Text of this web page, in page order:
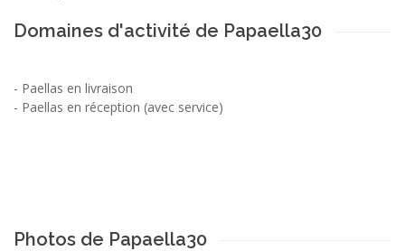
Domaines d'activité de Papaella30
- Paellas en livraison
- Paellas en réception (avec service)
Photos de Papaella30